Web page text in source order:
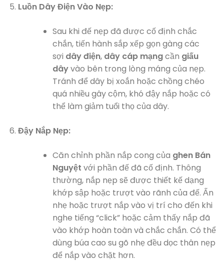
Luồn Dây Điện Vào Nẹp:
Sau khi đế nẹp đã được cố định chắc
chắn, tiến hành sắp xếp gọn gàng các
sợi dây điện, dây cáp mạngcần giấu
dâyvào bên trong lòng máng của nẹp.
Tránh để dây bị xoắn hoặc chồng chéo
quá nhiều gây cộm, khó đậy nắp hoặc có
thể làm giảm tuổi thọ của dây.
Đậy Nắp Nẹp:
Căn chỉnh phần nắp cong của ghen Bán
Nguyệt với phần đế đã cố định. Thông
thường, nắp nẹp sẽ được thiết kế dạng
khớp sập hoặc trượt vào rãnh của đế. Ấn
nhẹ hoặc trượt nắp vào vị trí cho đến khi
nghe tiếng “click” hoặc cảm thấy nắp đã
vào khớp hoàn toàn và chắc chắn. Có thể
dùng búa cao su gõ nhẹ đều dọc thân nẹp
để nắp vào chặt hơn.